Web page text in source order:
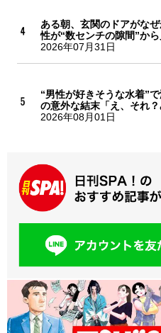
ある朝、玄関のドアがな
性が“数センチの隙間”か
2026年07月31日
“男性が好きそうな水着”
の意外な結末「え、それ
2026年08月01日